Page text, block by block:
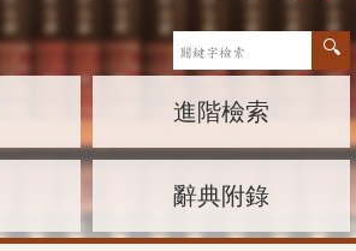
進階檢索
辭典附錄